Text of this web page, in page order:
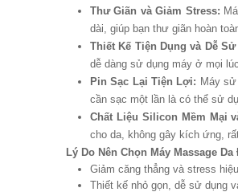
Thư Giãn và Giảm Stress:
dài, giúp bạn thư giãn hoàn
Thiết Kế Tiện Dụng và Dễ Sử
dễ dàng sử dụng máy ở mọi
Pin Sạc Lại Tiện Lợi: Máy
cần sạc một lần là có thể sử
Chất Liệu Silicon Mềm Mại
cho da, không gây kích ứng,
Lý Do Nên Chọn Máy Massage
Giảm căng thẳng và stress
Thiết kế nhỏ gọn, dễ sử dụng